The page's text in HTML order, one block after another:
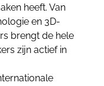
heeft. Van
en 3D-
brengt de hele
zijn actief in